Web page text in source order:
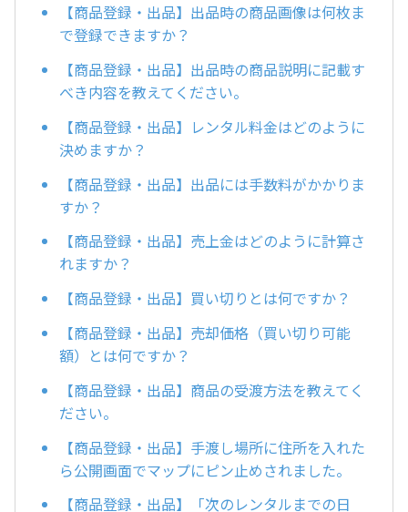
【商品登録・出品】出品時の商品画像は何枚ま
で登録できますか？
【商品登録・出品】出品時の商品説明に記載す
べき内容を教えてください。
【商品登録・出品】レンタル料金はどのように
決めますか？
【商品登録・出品】出品には手数料がかかりま
すか？
【商品登録・出品】売上金はどのように計算さ
れますか？
【商品登録・出品】買い切りとは何ですか？
【商品登録・出品】売却価格（買い切り可能
額）とは何ですか？
【商品登録・出品】商品の受渡方法を教えてく
ださい。
【商品登録・出品】手渡し場所に住所を入れた
ら公開画面でマップにピン止めされました。
【商品登録・出品】「次のレンタルまでの日